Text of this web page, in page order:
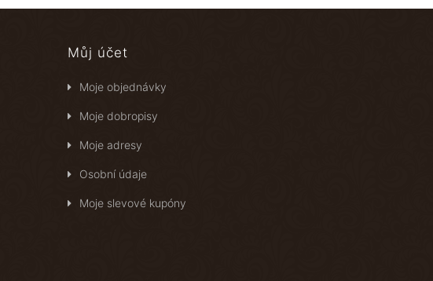
Můj účet
Moje objednávky
Moje dobropisy
Moje adresy
Osobní údaje
Moje slevové kupóny